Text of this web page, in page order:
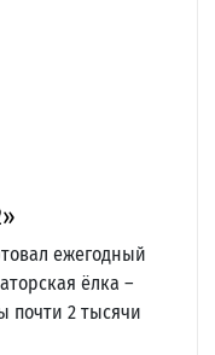
ежегодный
ёлка –
почти 2 тысячи